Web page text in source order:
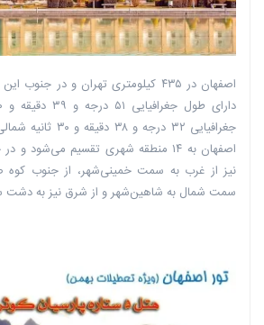
اصفهان در ۴۳۵ کیلومتری تهران و در
جغرافیایی ۳۲ درجه
اصفهان به ۱۴ منطقه شهری تقسیم
نیز از غرب به سمت خمینی‌شهر، از جنوب کوه
سمت شمال به شاهین‌شهر و از شرق نیز به